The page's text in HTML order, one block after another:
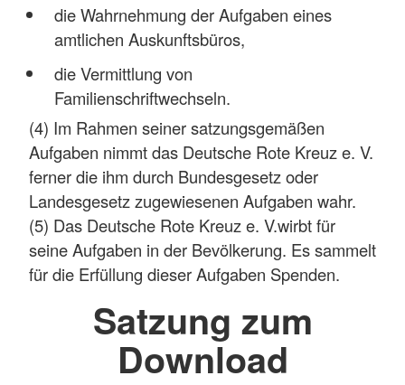
die Wahrnehmung der Aufgaben eines
amtlichen Auskunftsbüros,
die Vermittlung von
Familienschriftwechseln.
(4) Im Rahmen seiner satzungsgemäßen
Aufgaben nimmt das Deutsche Rote Kreuz e. V.
ferner die ihm durch Bundesgesetz oder
Landesgesetz zugewiesenen Aufgaben wahr.
(5) Das Deutsche Rote Kreuz e. V.wirbt für
seine Aufgaben in der Bevölkerung. Es sammelt
für die Erfüllung dieser Aufgaben Spenden.
Satzung zum
Download